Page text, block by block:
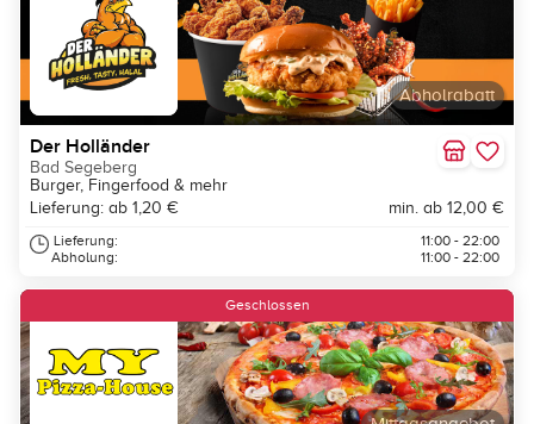
Abholrabatt
Der Holländer
Bad Segeberg
Burger, Fingerfood & mehr
Lieferung: ab 1,20 €
min. ab 12,00 €
Lieferung:
Abholung:
11:00 - 22:00
11:00 - 22:00
Geschlossen